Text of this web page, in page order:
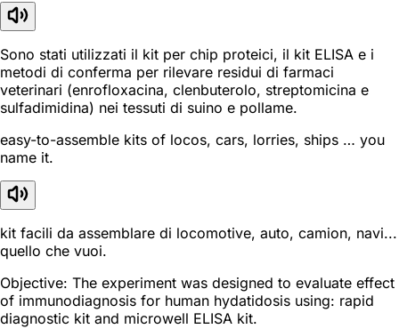
Sono stati utilizzati il kit per chip proteici, il kit ELISA e i
metodi di conferma per rilevare residui di farmaci
veterinari (enrofloxacina, clenbuterolo, streptomicina e
sulfadimidina) nei tessuti di suino e pollame.
easy-to-assemble kits of locos, cars, lorries, ships … you
name it.
kit facili da assemblare di locomotive, auto, camion, navi...
quello che vuoi.
Objective: The experiment was designed to evaluate effect
of immunodiagnosis for human hydatidosis using: rapid
diagnostic kit and microwell ELISA kit.